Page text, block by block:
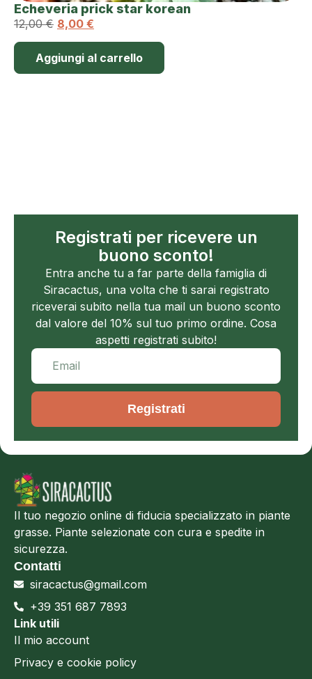
Echeveria prick star korean
12,00€ 8,00 €
Aggiungi al carrello
Registrati per ricevere un
buono sconto!
Entra anche tu a far parte della famiglia di
Siracactus, una volta che ti sarai registrato
riceverai subito nella tua mail un buono sconto
dal valore del 10% sul tuo primo ordine. Cosa
aspetti registrati subito!
Registrati
Il tuo negozio online di fiducia specializzato in piante
grasse. Piante selezionate con cura e spedite in
sicurezza.
Contatti
siracactus@gmail.com
+39 351 687 7893
Link utili
Il mio account
Privacy e cookie policy